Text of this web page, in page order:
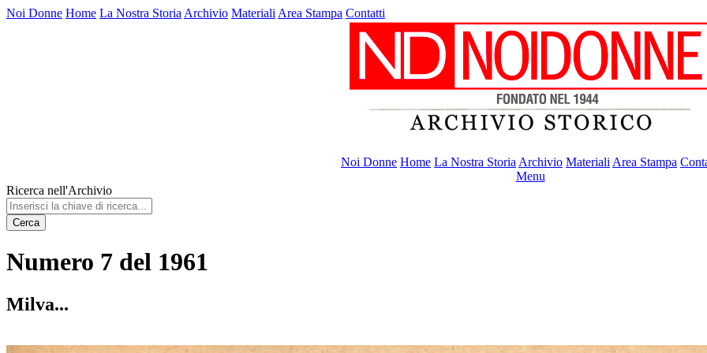
Noi Donne Home La Nostra Storia Archivio Materiali Area Stampa Contatti
Noi Donne Home La Nostra Storia Archivio Materiali Area Stampa
Menu
Ricerca nell'Archivio
Cerca
Numero 7 del 1961
Milva...